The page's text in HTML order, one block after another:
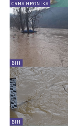
CRNA HRONIKA
BIH
BIH